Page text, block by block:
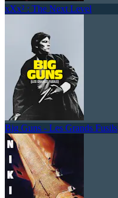
xXx² : The Next Level
Big Guns - Les Grands Fusils